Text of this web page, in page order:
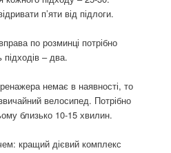
п’яти від підлоги.
по розминці потрібно
підходів – два.
немає в наявності, то
велосипед. Потрібно
близько 10-15 хвилин.
кращий дієвий комплекс